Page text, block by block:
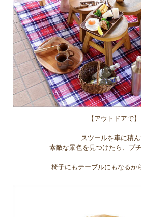
【アウトドアで】
スツールを車に積
素敵な景色を見つけたら、プ
椅子にもテーブルにもなるか